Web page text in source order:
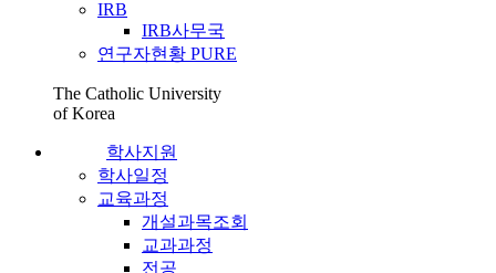
IRB
IRB사무국
연구자현황 PURE
The Catholic University
of Korea
학사지원
학사일정
교육과정
개설과목조회
교과과정
전공